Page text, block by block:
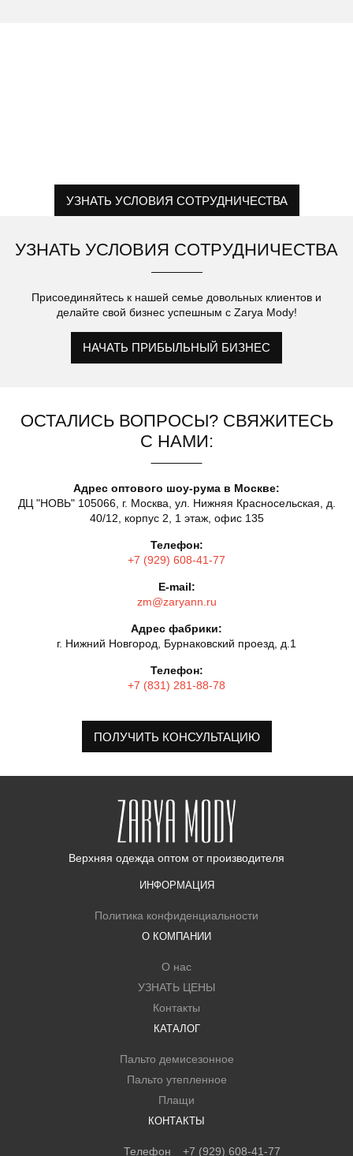
УЗНАТЬ УСЛОВИЯ СОТРУДНИЧЕСТВА
УЗНАТЬ УСЛОВИЯ СОТРУДНИЧЕСТВА
Присоединяйтесь к нашей семье довольных клиентов и
делайте свой бизнес успешным с Zarya Mody!
НАЧАТЬ ПРИБЫЛЬНЫЙ БИЗНЕС
ОСТАЛИСЬ ВОПРОСЫ? СВЯЖИТЕСЬ
С НАМИ:
Адрес оптового шоу-рума в Москве:
ДЦ "НОВЬ" 105066, г. Москва, ул. Нижняя Красносельская, д.
40/12, корпус 2, 1 этаж, офис 135
Телефон:
+7 (929) 608-41-77
E-mail:
zm@zaryann.ru
Адрес фабрики:
г. Нижний Новгород, Бурнаковский проезд, д.1
Телефон:
+7 (831) 281-88-78
ПОЛУЧИТЬ КОНСУЛЬТАЦИЮ
Верхняя одежда оптом от производителя
ИНФОРМАЦИЯ
Политика конфиденциальности
О КОМПАНИИ
О нас
УЗНАТЬ ЦЕНЫ
Контакты
КАТАЛОГ
Пальто демисезонное
Пальто утепленное
Плащи
КОНТАКТЫ
Телефон +7 (929) 608-41-77